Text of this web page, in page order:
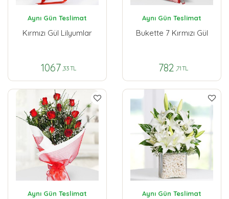
Aynı Gün Teslimat
Kırmızı Gül Lilyumlar
1067 ,33 TL
Aynı Gün Teslimat
Bukette 7 Kırmızı Gül
782 ,71 TL
Aynı Gün Teslimat Aynı Gün Teslimat